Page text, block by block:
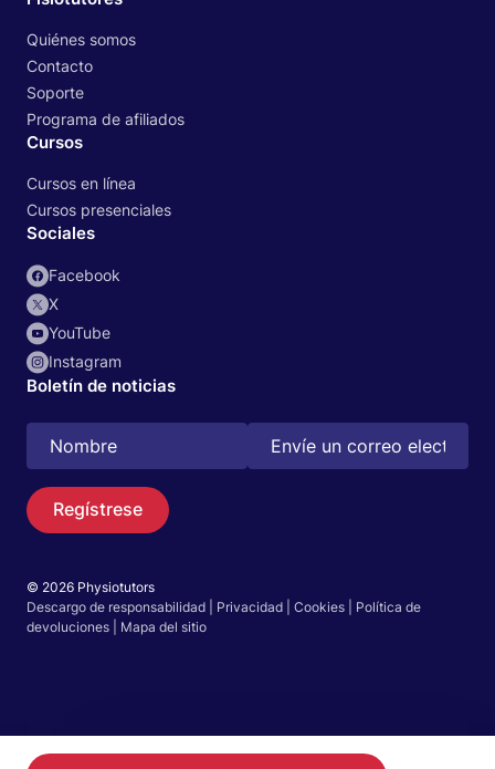
Buscar
Quiénes somos
Contacto
Soporte
Programa de afiliados
Cursos
Cursos en línea
Cursos presenciales
Sociales
Facebook
X
YouTube
Instagram
Boletín de noticias
Regístrese
© 2026 Physiotutors
Descargo de responsabilidad
Privacidad Cookies
Política de
devoluciones
Mapa del sitio